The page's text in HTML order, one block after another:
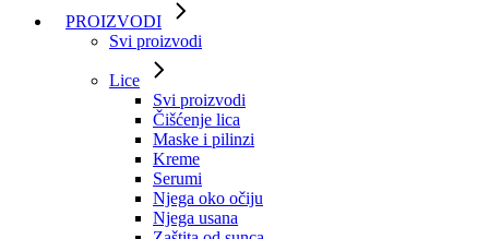
PROIZVODI
Svi proizvodi
Lice
Svi proizvodi
Čišćenje lica
Maske i pilinzi
Kreme
Serumi
Njega oko očiju
Njega usana